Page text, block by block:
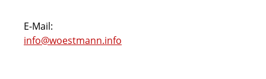
E-Mail:
info@woestmann.info